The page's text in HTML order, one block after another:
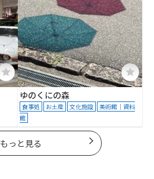
ゆのくにの森
食事処 お土産 文化施設
美術館｜資料
館
もっと見る